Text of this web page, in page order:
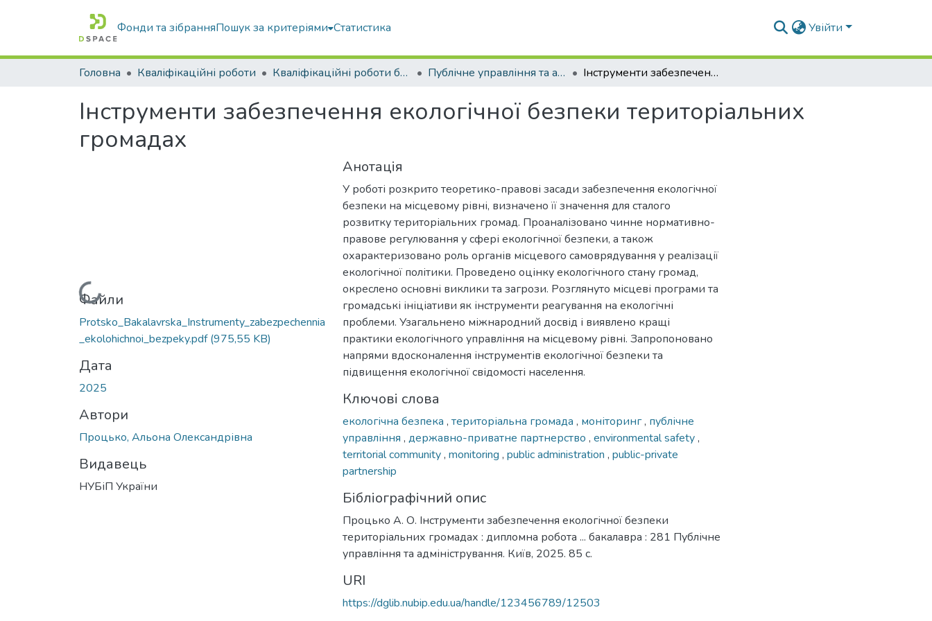
Фонди та зібранняПошук за критеріями Статистика Увійти
Головна Кваліфікаційні роботи Кваліфікаційні роботи бакалаврів Публічне управління та адміністрування Інструменти забезпечення екологічної безпеки територіальних громадах
Інструменти забезпечення екологічної безпеки територіальних
громадах
Вантажиться...
Файли
Protsko_Bakalavrska_Instrumenty_zabezpechennia
_ekolohichnoi_bezpeky.pdf(975,55 KB)
Дата
2025
Автори
Процько, Альона Олександрівна
Видавець
НУБіП України
Анотація
У роботі розкрито теоретико-правові засади забезпечення екологічної
безпеки на місцевому рівні, визначено її значення для сталого
розвитку територіальних громад. Проаналізовано чинне нормативно-
правове регулювання у сфері екологічної безпеки, а також
охарактеризовано роль органів місцевого самоврядування у реалізації
екологічної політики. Проведено оцінку екологічного стану громад,
окреслено основні виклики та загрози. Розглянуто місцеві програми та
громадські ініціативи як інструменти реагування на екологічні
проблеми. Узагальнено міжнародний досвід і виявлено кращі
практики екологічного управління на місцевому рівні. Запропоновано
напрями вдосконалення інструментів екологічної безпеки та
підвищення екологічної свідомості населення.
Ключові слова
екологічна безпека , територіальна громада , моніторинг, публічне
управління , державно-приватне партнерство , environmental safety,
territorial community, monitoring , public administration , public-private
partnership
Бібліографічний опис
Процько А. О. Інструменти забезпечення екологічної безпеки
територіальних громадах : дипломна робота ... бакалавра : 281 Публічне
управління та адміністрування. Київ, 2025. 85 с.
URI
https://dglib.nubip.edu.ua/handle/123456789/12503